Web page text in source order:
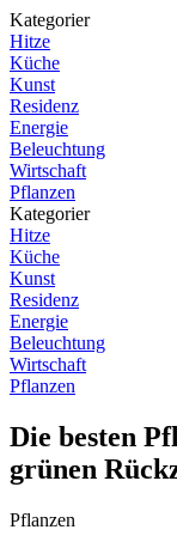
Kategorier
Hitze
Küche
Kunst
Residenz
Energie
Beleuchtung
Wirtschaft
Pflanzen
Kategorier
Hitze
Küche
Kunst
Residenz
Energie
Beleuchtung
Wirtschaft
Pflanzen
Die besten
grünen
Pflanzen